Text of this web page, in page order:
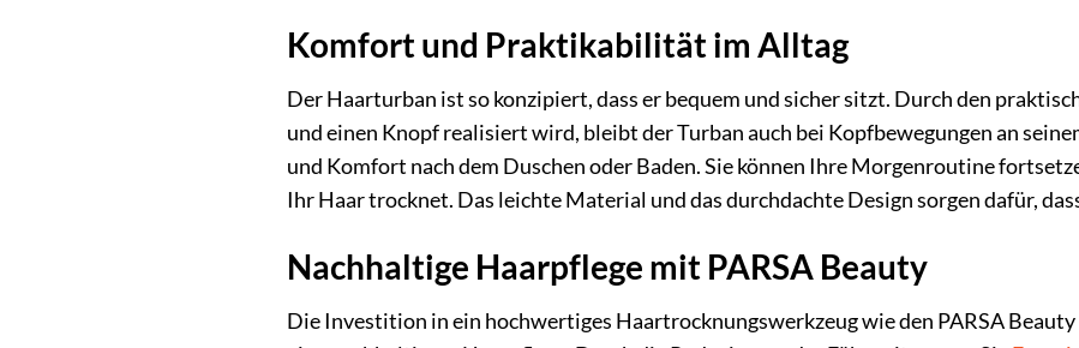
Komfort und Praktikabilität im Alltag
Der Haarturban ist so konzipiert, dass er bequem und sicher sitzt. Durch den
und einen Knopf realisiert wird, bleibt der Turban auch bei Kopfbewegungen an
und Komfort nach dem Duschen oder Baden. Sie können Ihre Morgenroutine
Ihr Haar trocknet. Das leichte Material und das durchdachte Design sorgen dafür,
Nachhaltige Haarpflege mit PARSA Beauty
Die Investition in ein hochwertiges Haartrocknungswerkzeug wie den PARSA